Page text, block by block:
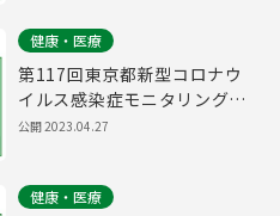
健康・医療
第117回東京都新型コロナウ
イルス感染症モニタリング会
議(令和5年4月28日11時00分
公開2023.04.27
健康・医療